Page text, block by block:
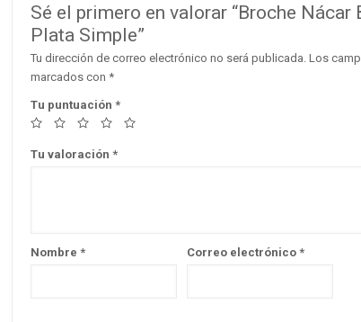
Sé el primero en valorar “Broche Nácar
Plata Simple”
Tu dirección de correo electrónico no será publicada. Los
marcados con *
Tu puntuación *
Tu valoración *
Nombre * Correo electrónico *